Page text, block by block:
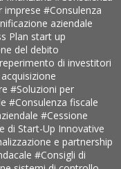
imprese#Consulenza
aziendale
Plan start up
del debito
di investitori
#Soluzioni per
#Consulenza fiscale
#Cessione
di Start-Up Innovative
e partnership
#Consigli di